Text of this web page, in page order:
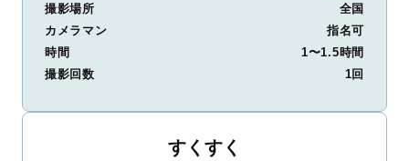
撮影場所
全国
カメラマン
指名可
時間
1〜1.5時間
撮影回数
1回
すくすく